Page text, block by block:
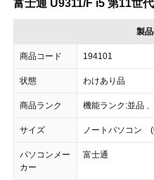
富士通 U9311/F i5 第11世代
製
商品コード 194101
状態 わけあり品
商品ランク 機能ランク:並品
サイズ ノートパソコン (
パソコンメー
カー
富士通